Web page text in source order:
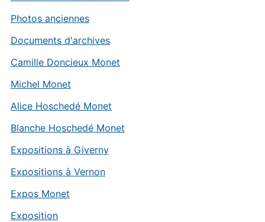
Photos anciennes
Documents d'archives
Camille Doncieux Monet
Michel Monet
Alice Hoschedé Monet
Blanche Hoschedé Monet
Expositions à Giverny
Expositions à Vernon
Expos Monet
Exposition